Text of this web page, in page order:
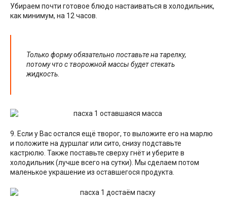
Убираем почти готовое блюдо настаиваться в холодильник,
как минимум, на 12 часов.
Только форму обязательно поставьте на тарелку,
потому что с творожной массы будет стекать
жидкость.
9. Если у Вас остался ещё творог, то выложите его на марлю
и положите на дуршлаг или сито, снизу подставьте
кастрюлю. Также поставьте сверху гнёт и уберите в
холодильник (лучше всего на сутки). Мы сделаем потом
маленькое украшение из оставшегося продукта.